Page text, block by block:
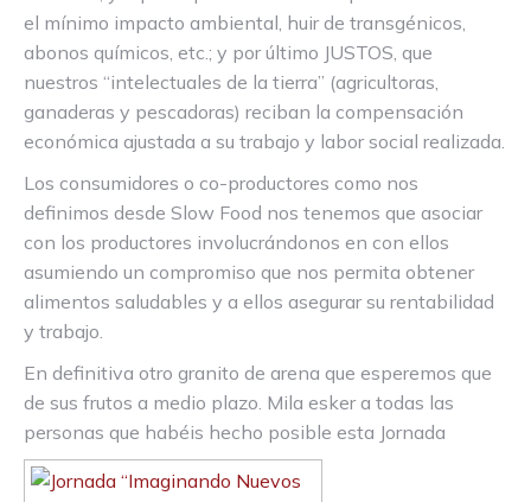
el mínimo impacto ambiental, huir de transgénicos,
abonos químicos, etc.; y por último JUSTOS, que
nuestros “intelectuales de la tierra” (agricultoras,
ganaderas y pescadoras) reciban la compensación
económica ajustada a su trabajo y labor social realizada.
Los consumidores o co-productores como nos
definimos desde Slow Food nos tenemos que asociar
con los productores involucrándonos en con ellos
asumiendo un compromiso que nos permita obtener
alimentos saludables y a ellos asegurar su rentabilidad
y trabajo.
En definitiva otro granito de arena que esperemos que
de sus frutos a medio plazo. Mila esker a todas las
personas que habéis hecho posible esta Jornada